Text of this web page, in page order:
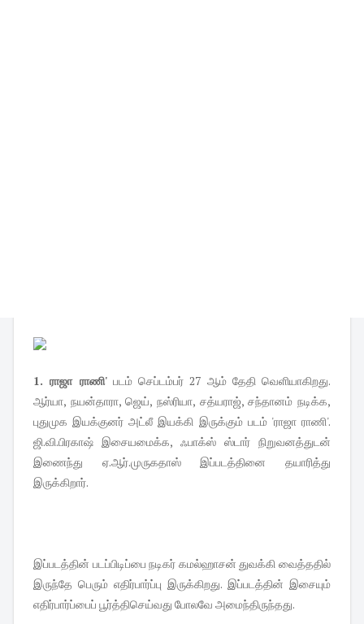
1. ராஜா ராணி' படம் செப்டம்பர் 27 ஆம் தேதி வெளியாகிறது.
ஆர்யா, நயன்தாரா, ஜெய், நஸ்ரியா, சத்யராஜ், சந்தானம் நடிக்க,
புதுமுக இயக்குனர் அட்லீ இயக்கி இருக்கும் படம் 'ராஜா ராணி'.
ஜி.வி.பிரகாஷ் இசையமைக்க, ஃபாக்ஸ் ஸ்டார் நிறுவனத்துடன்
இணைந்து ஏ.ஆர்.முருகதாஸ் இப்படத்தினை தயாரித்து
இருக்கிறார்.
இப்படத்தின் படப்பிடிப்பை நடிகர் கமல்ஹாசன் துவக்கி வைத்ததில்
இருந்தே பெரும் எதிர்பார்ப்பு இருக்கிறது. இப்படத்தின் இசையும்
எதிர்பார்ப்பைப் பூர்த்திசெய்வது போலவே அமைந்திருந்தது.